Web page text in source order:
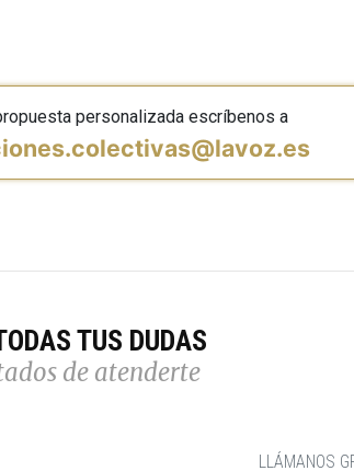
personalizada escríbenos a
TUS DUDAS
de atenderte
LLÁMANOS